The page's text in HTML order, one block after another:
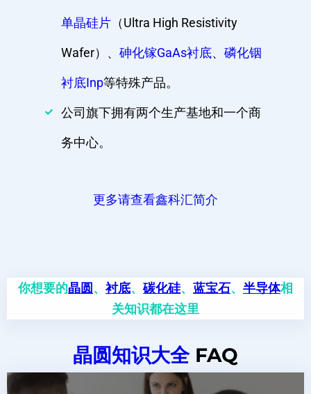
单晶硅片 （Ultra High Resistivity
Wafer）、 砷化镓GaAs衬底、 磷化铟
衬底Inp等特殊产品。
公司旗下拥有两个生产基地和一个商
务中心。
更多请查看鑫科汇简介
你想要的晶圆 、衬底、 碳化硅、 蓝宝石、 半导体相
关知识都在这里
晶圆知识大全FAQ